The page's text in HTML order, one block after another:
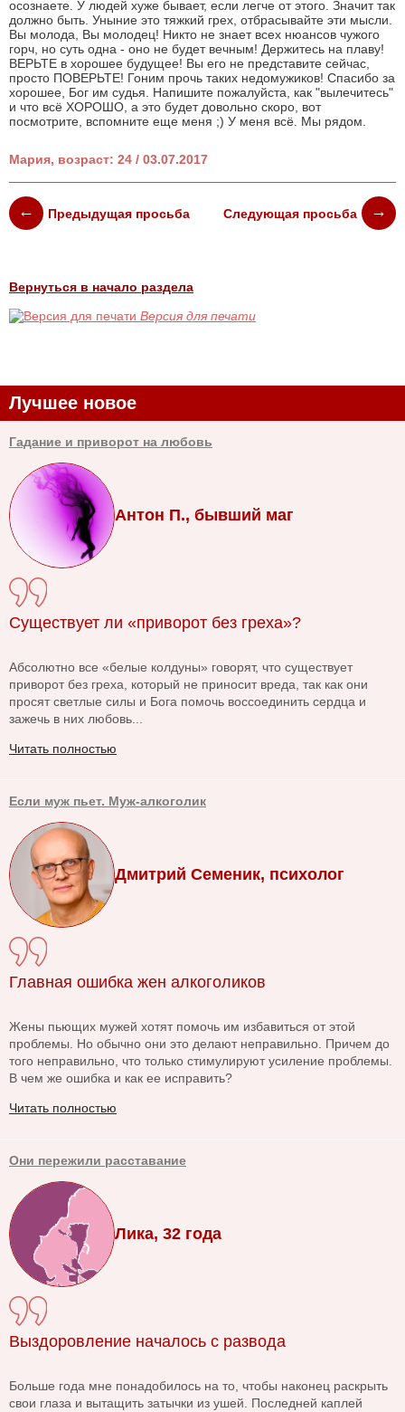
осознаете. У людей хуже бывает, если легче от этого. Значит так
должно быть. Уныние это тяжкий грех, отбрасывайте эти мысли.
Вы молода, Вы молодец! Никто не знает всех нюансов чужого
горч, но суть одна - оно не будет вечным! Держитесь на плаву!
ВЕРЬТЕ в хорошее будущее! Вы его не представите сейчас,
просто ПОВЕРЬТЕ! Гоним прочь таких недомужиков! Спасибо за
хорошее, Бог им судья. Напишите пожалуйста, как "вылечитесь"
и что всё ХОРОШО, а это будет довольно скоро, вот
посмотрите, вспомните еще меня ;) У меня всё. Мы рядом.
Мария, возраст: 24 / 03.07.2017
Предыдущая просьба Следующая просьба
Вернуться в начало раздела
Версия для печати
Лучшее новое
Гадание и приворот на любовь
Антон П., бывший маг
Существует ли «приворот без греха»?
Абсолютно все «белые колдуны» говорят, что существует
приворот без греха, который не приносит вреда, так как они
просят светлые силы и Бога помочь воссоединить сердца и
зажечь в них любовь...
Читать полностью
Если муж пьет. Муж-алкоголик
Дмитрий Семеник, психолог
Главная ошибка жен алкоголиков
Жены пьющих мужей хотят помочь им избавиться от этой
проблемы. Но обычно они это делают неправильно. Причем до
того неправильно, что только стимулируют усиление проблемы.
В чем же ошибка и как ее исправить?
Читать полностью
Они пережили расставание
Лика, 32 года
Выздоровление началось с развода
Больше года мне понадобилось на то, чтобы наконец раскрыть
свои глаза и вытащить затычки из ушей. Последней каплей